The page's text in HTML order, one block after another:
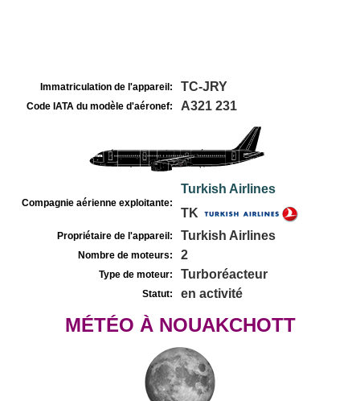
Immatriculation de l'appareil: TC-JRY
Code IATA du modèle d'aéronef: A321 231
Compagnie aérienne exploitante:
Turkish Airlines
TK
Propriétaire de l'appareil: Turkish Airlines
Nombre de moteurs: 2
Type de moteur: Turboréacteur
Statut: en activité
MÉTÉO À NOUAKCHOTT